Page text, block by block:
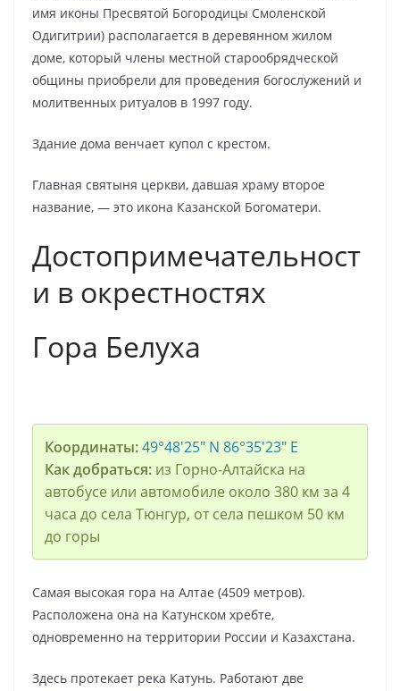
имя иконы Пресвятой Богородицы Смоленской
Одигитрии) располагается в деревянном жилом
доме, который члены местной старообрядческой
общины приобрели для проведения богослужений и
молитвенных ритуалов в 1997 году.
Здание дома венчает купол с крестом.
Главная святыня церкви, давшая храму второе
название, — это икона Казанской Богоматери.
Достопримечательност
и в окрестностях
Гора Белуха
Координаты:49°48′25″ N 86°35′23″ E
Как добраться:из Горно-Алтайска на
автобусе или автомобиле около 380 км за 4
часа до села Тюнгур, от села пешком 50 км
до горы
Самая высокая гора на Алтае (4509 метров).
Расположена она на Катунском хребте,
одновременно на территории России и Казахстана.
Здесь протекает река Катунь. Работают две